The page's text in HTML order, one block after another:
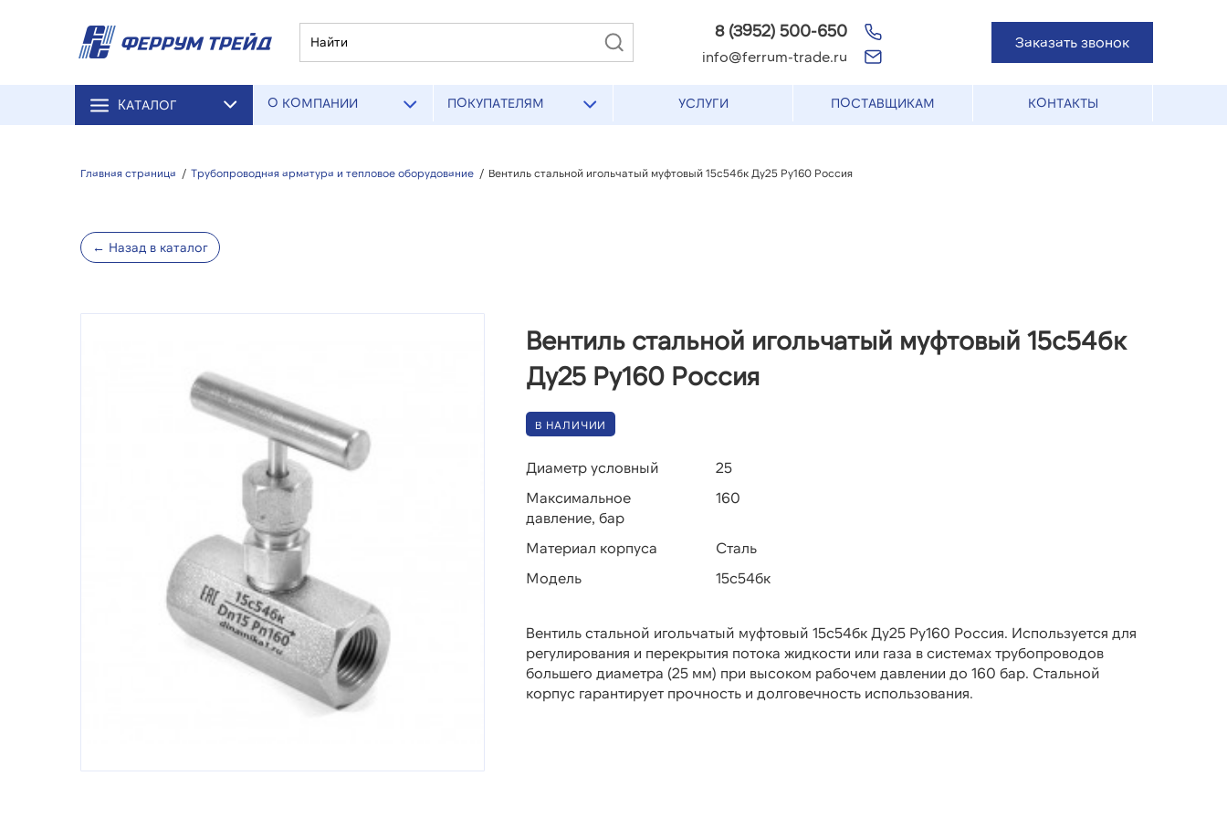
8 (3952) 500-650
info@ferrum-trade.ru
Заказать звонок
КАТАЛОГ О КОМПАНИИ ПОКУПАТЕЛЯМ УСЛУГИ ПОСТАВЩИКАМ КОНТАКТЫ
Главная страница / Трубопроводная арматура и тепловое оборудование / Вентиль стальной игольчатый муфтовый 15с54бк Ду25 Ру160 Россия
← Назад в каталог
Вентиль стальной игольчатый муфтовый 15с54бк
Ду25 Ру160 Россия
В НАЛИЧИИ
Диаметр условный
25
Максимальное
давление, бар
160
Материал корпуса
Сталь
Модель
15с54бк
Вентиль стальной игольчатый муфтовый 15с54бк Ду25 Ру160 Россия. Используется для
регулирования и перекрытия потока жидкости или газа в системах трубопроводов
большего диаметра (25 мм) при высоком рабочем давлении до 160 бар. Стальной
корпус гарантирует прочность и долговечность использования.